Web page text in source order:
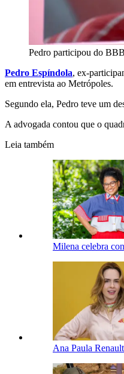
Pedro participou do
Pedro Espíndola, ex-
em entrevista ao Metrópoles.
Segundo ela, Pedro teve um
A advogada contou que o
Leia também
Milena celebra
Ana Paula